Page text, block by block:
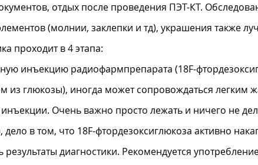
отдых после проведения ПЭТ-КТ.
(молнии, заклепки и тд), украшения также
проходит в 4 этапа:
инъекцию радиофармпрепарата (18F-
из глюкозы), иногда может сопровождаться легким
Очень важно просто лежать и ничего не
дело в том, что 18F-фтордезоксиглюкоза активно
диагностики. Рекомендуется